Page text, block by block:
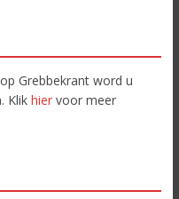
Grebbekrant word u
Klik hiervoor meer